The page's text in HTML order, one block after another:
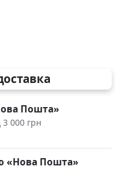
Пошта»
3 000 грн
«Нова Пошта»